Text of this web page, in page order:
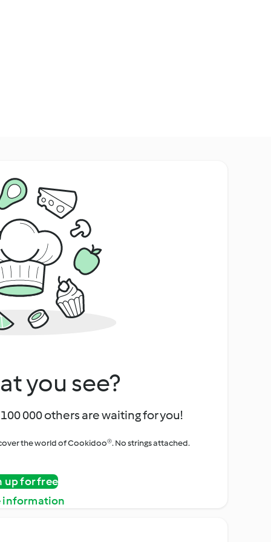
you see?
000 others are waiting for you!
the world of Cookidoo®. No strings attached.
up for free
information